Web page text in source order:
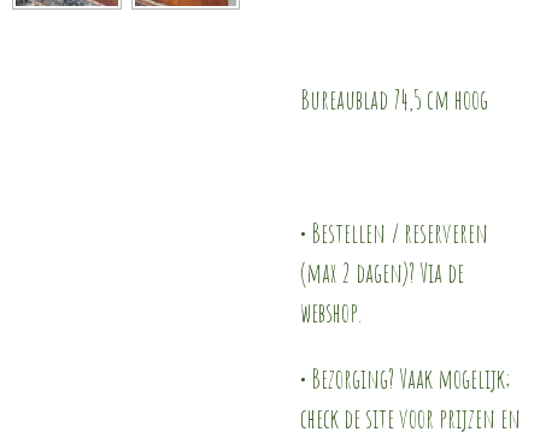
Bureaublad 74,5 cm hoog
• Bestellen / reserveren
(max 2 dagen)? Via de
webshop.
• Bezorging? Vaak mogelijk;
check de site voor prijzen en